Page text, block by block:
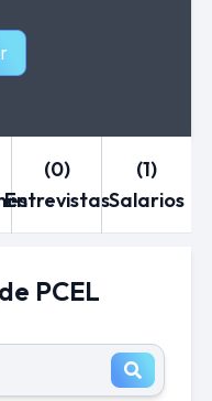
(0)
Entrevistas
(1)
Salarios
PCEL